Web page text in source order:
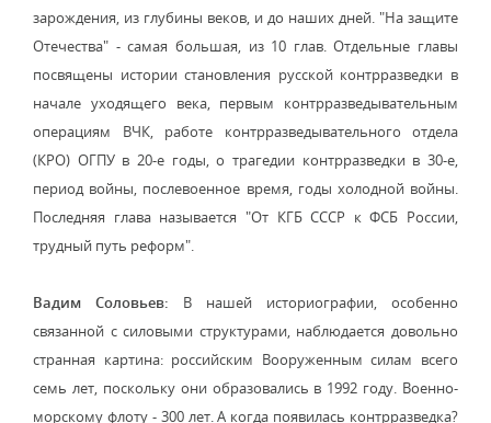
зарождения, из глубины веков, и до наших дней. "На защите
Отечества" - самая большая, из 10 глав. Отдельные главы
посвящены истории становления русской контрразведки в
начале уходящего века, первым контрразведывательным
операциям ВЧК, работе контрразведывательного отдела
(КРО) ОГПУ в 20-е годы, о трагедии контрразведки в 30-е,
период войны, послевоенное время, годы холодной войны.
Последняя глава называется "От КГБ СССР к ФСБ России,
трудный путь реформ".
Вадим Соловьев: В нашей историографии, особенно
связанной с силовыми структурами, наблюдается довольно
странная картина: российским Вооруженным силам всего
семь лет, поскольку они образовались в 1992 году. Военно-
морскому флоту - 300 лет. А когда появилась контрразведка?